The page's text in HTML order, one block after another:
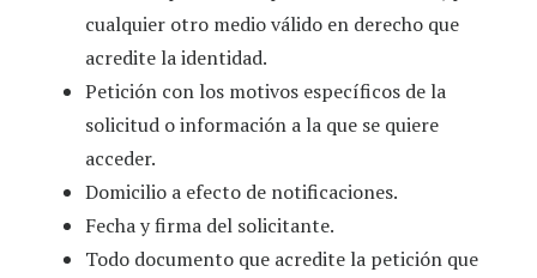
cualquier otro medio válido en derecho que
acredite la identidad.
Petición con los motivos específicos de la
solicitud o información a la que se quiere
acceder.
Domicilio a efecto de notificaciones.
Fecha y firma del solicitante.
Todo documento que acredite la petición que